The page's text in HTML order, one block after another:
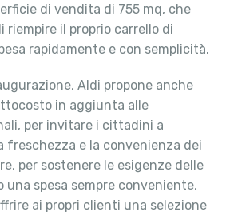
di vendita di 755 mq, che
il proprio carrello di
rapidamente e con semplicità.
Aldi propone anche
in aggiunta alle
per invitare i cittadini a
freschezza e la convenienza dei
per sostenere le esigenze delle
spesa sempre conveniente,
ai propri clienti una selezione